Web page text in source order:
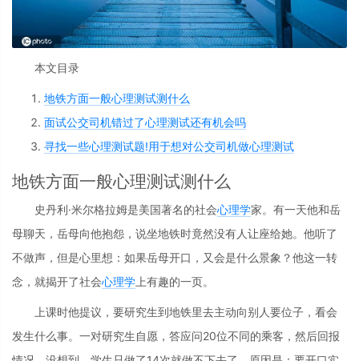
本文目录
地铁方面一般心理测试测什么
面试公交司机错过了心理测试还有机会吗
寻找一些心理测试题!用于想对公交司机做心理测试
地铁方面一般心理测试测什么
史丹利·米尔格拉姆是美国著名的社会心理学家。有一天他和岳
母聊天，岳母向他抱怨，说坐地铁时竟然没有人让座给她。他听了
不做声，但是心里想：如果岳母开口，又会是什么景象？他这一转
念，就揭开了社会心理学 上有趣的一页。
上课时他提议，要研究生到地铁里去主动向别人要位子，看会
发生什么事。一对研究生自愿，答应问20位不同的乘客，然后回报